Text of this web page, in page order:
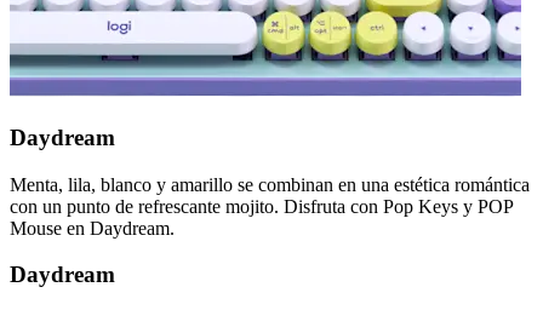
Daydream
Menta, lila, blanco y amarillo se combinan en una estética romántica
con un punto de refrescante mojito. Disfruta con Pop Keys y POP
Mouse en Daydream.
Daydream